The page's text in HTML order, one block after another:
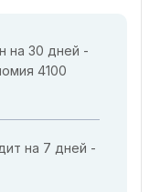
на 30 дней -
4100
на 7 дней -